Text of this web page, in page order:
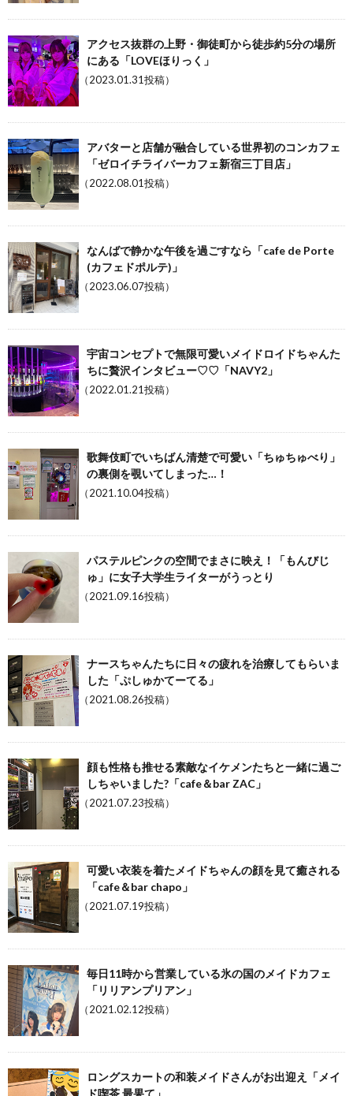
アクセス抜群の上野・御徒町から徒歩約5分の場所
にある「LOVEほりっく」
（2023.01.31投稿）
アバターと店舗が融合している世界初のコンカフェ
「ゼロイチライバーカフェ新宿三丁目店」
（2022.08.01投稿）
なんばで静かな午後を過ごすなら「cafe de Porte
(カフェドポルテ)」
（2023.06.07投稿）
宇宙コンセプトで無限可愛いメイドロイドちゃんた
ちに贅沢インタビュー♡♡「NAVY2」
（2022.01.21投稿）
歌舞伎町でいちばん清楚で可愛い「ちゅちゅべり」
の裏側を覗いてしまった…！
（2021.10.04投稿）
パステルピンクの空間でまさに映え！「もんびじ
ゅ」に女子大学生ライターがうっとり
（2021.09.16投稿）
ナースちゃんたちに日々の疲れを治療してもらいま
した「ぷしゅかてーてる」
（2021.08.26投稿）
顔も性格も推せる素敵なイケメンたちと一緒に過ご
しちゃいました?「cafe＆bar ZAC」
（2021.07.23投稿）
可愛い衣装を着たメイドちゃんの顔を見て癒される
「cafe＆bar chapo」
（2021.07.19投稿）
毎日11時から営業している氷の国のメイドカフェ
「リリアンプリアン」
（2021.02.12投稿）
ロングスカートの和装メイドさんがお出迎え「メイ
ド喫茶 最果て」